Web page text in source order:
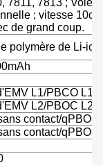
7811, 7813 ; Voie
; vitesse
de grand coup.
polymère de Li-ion
L1/PBCO L1
L2/PBOC L2
contact/qPBOC
contact/qPBOC